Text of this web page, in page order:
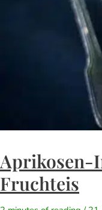
Aprikosen-
Fruchteis